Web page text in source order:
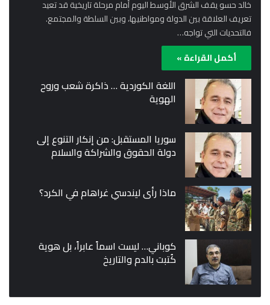
خالد حسو يقف الشرق الأوسط اليوم أمام مرحلة تاريخية قد تعيد
تعريف العلاقة بين الدولة ومواطنيها، وبين السلطة والمجتمع.
فالتحديات التي تواجه…
أكمل القراءة »
اللغة الكوردية … ذاكرة شعب وروح
الهوية
سوريا المستقبل: من إنكار التنوع إلى
دولة الحقوق والشراكة والسلام
ماذا رأى ليندسي غراهام في الكرد؟
كوباني… ليست اسماً عابراً، بل هوية
كُتبت بالدم والتاريخ